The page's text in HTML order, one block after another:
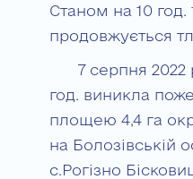
Станом на 10 год.
продовжується
7 серпня 2022
год. виникла
площею 4,4 га
на Болозівській
с.Рогізно